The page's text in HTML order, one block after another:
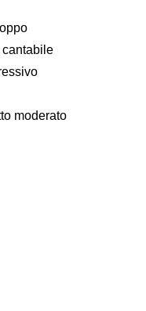
cantabile
moderato